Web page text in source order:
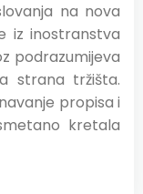
na nova
iz inostranstva
podrazumijeva
strana tržišta.
propisa i
kretala